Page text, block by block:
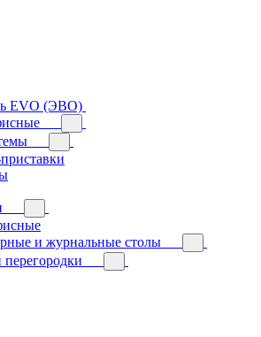
EVO (ЭВО)
и журнальные столы